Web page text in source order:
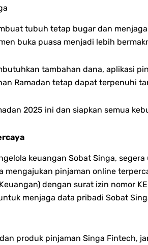
tubuh tetap bugar dan
buka puasa menjadi lebih
tambahan dana, aplikasi
Ramadan tetap dapat terpenuhi
2025 ini dan siapkan semua
keuangan Sobat Singa,
mengajukan pinjaman online
dengan surat izin nomor
menjaga data pribadi Sobat
produk pinjaman Singa Fintech,